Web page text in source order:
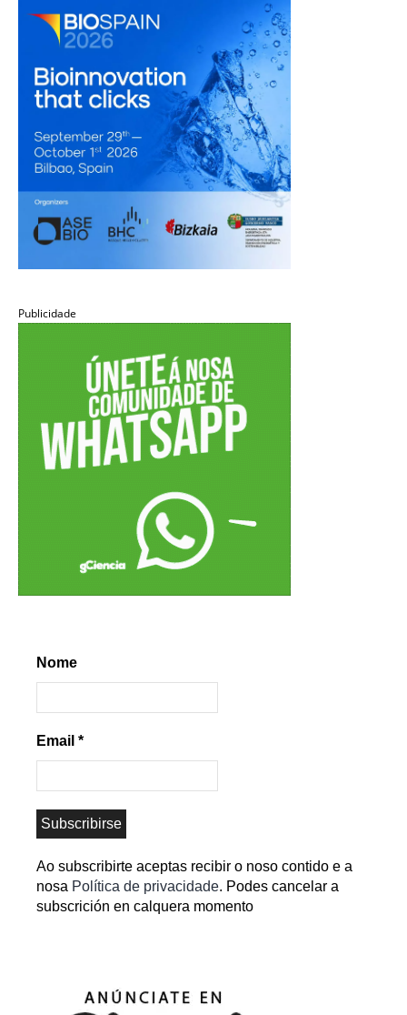
Publicidade
Nome
Email *
Ao subscribirte aceptas recibir o noso contido e a
nosa Política de privacidade. Podes cancelar a
subscrición en calquera momento